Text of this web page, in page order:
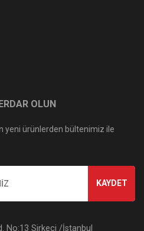
OLUN
yeni ürünlerden bültenimiz ile
KAYDET
No:13 Sirkeci /İstanbul